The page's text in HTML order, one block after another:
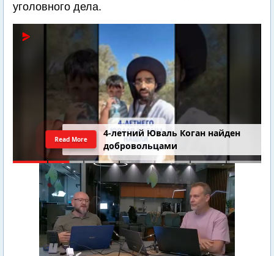
уголовного дела.
4-летний Юваль Коган найден
добровольцами
Read More